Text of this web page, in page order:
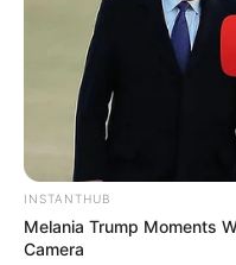
INSTANTHUB
Melania Trump Moments
Camera